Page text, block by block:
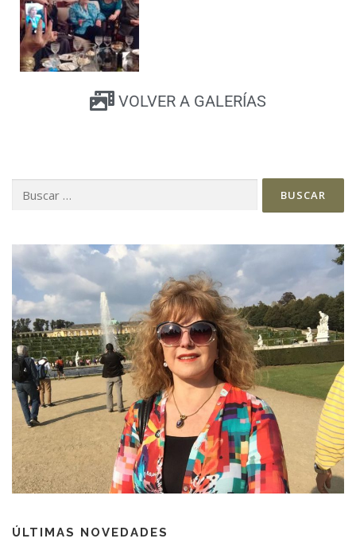
VOLVER A GALERÍAS
ÚLTIMAS NOVEDADES